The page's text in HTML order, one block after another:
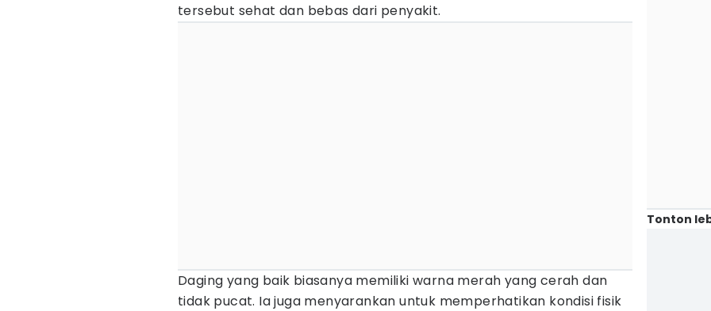
tersebut sehat dan bebas dari penyakit.
Daging yang baik biasanya memiliki warna merah yang cerah dan
tidak pucat. Ia juga menyarankan untuk memperhatikan kondisi fisik
Tonton